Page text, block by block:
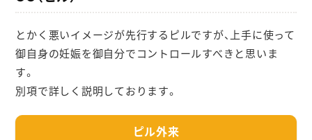
よくあるご質問
アクセスマップ
お問い合わせ
とかく悪いイメージが先行するピルですが、上手に使って
御自身の妊娠を御自分でコントロールすべきと思いま
す。
別項で詳しく説明しております。
ピル外来